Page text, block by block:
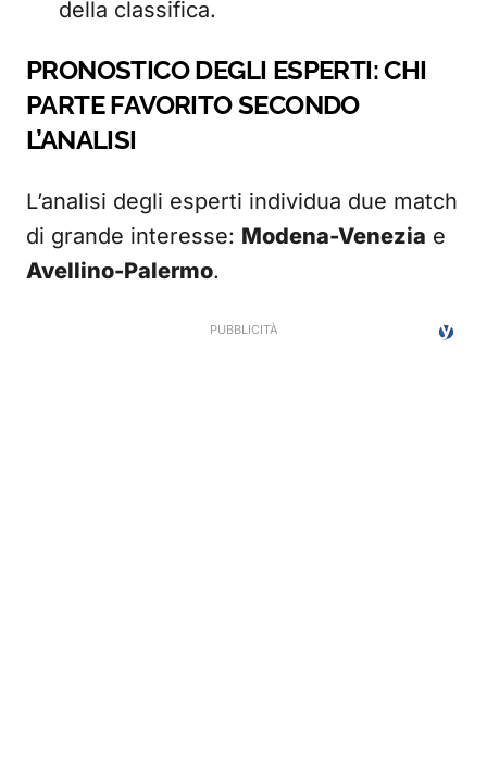
della classifica.
PRONOSTICO DEGLI ESPERTI: CHI
PARTE FAVORITO SECONDO
L’ANALISI
L’analisi degli esperti individua due match
di grande interesse: Modena-Venezia e
Avellino-Palermo.